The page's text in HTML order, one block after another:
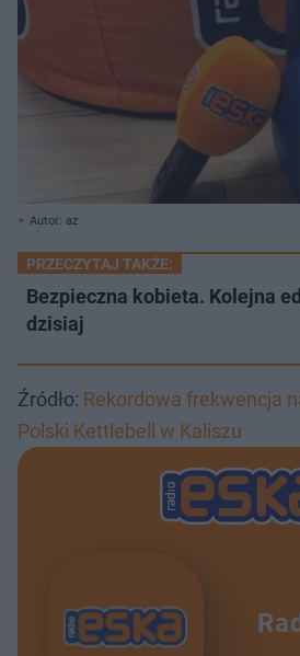
Autor: az
PRZECZYTAJ TAKŻE:
Bezpieczna kobieta. Kolejna
dzisiaj
Źródło: Rekordowa frekwencja
Polski Kettlebell w Kaliszu